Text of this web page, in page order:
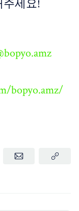
주세요!
bopyo.amz/